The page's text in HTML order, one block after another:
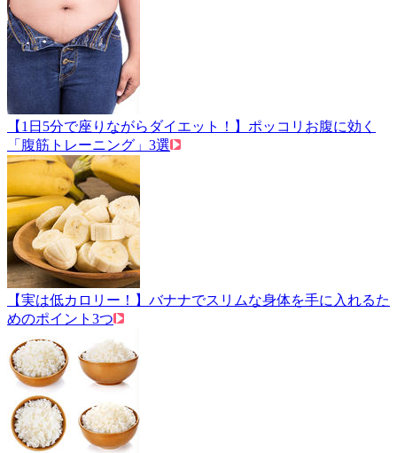
【1日5分で座りながらダイエット！】ポッコリお腹に効く
「腹筋トレーニング」3選
【実は低カロリー！】バナナでスリムな身体を手に入れるた
めのポイント3つ